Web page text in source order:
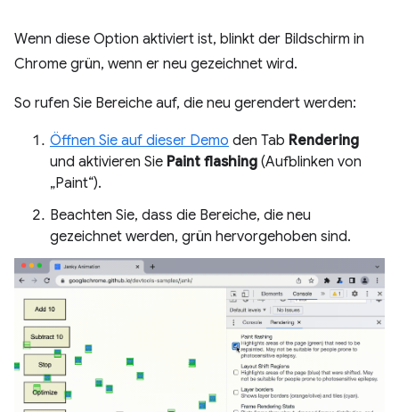
Wenn diese Option aktiviert ist, blinkt der Bildschirm in
Chrome grün, wenn er neu gezeichnet wird.
So rufen Sie Bereiche auf, die neu gerendert werden:
Öffnen Sie auf dieser Demo den Tab Rendering
und aktivieren Sie Paint flashing (Aufblinken von
„Paint“).
Beachten Sie, dass die Bereiche, die neu
gezeichnet werden, grün hervorgehoben sind.